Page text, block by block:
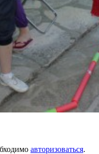
авторизоваться.